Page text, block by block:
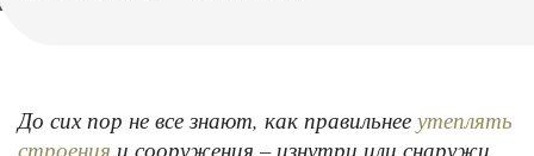
До сих пор не все знают, как правильнее утеплять
строения и сооружения – изнутри или снаружи.